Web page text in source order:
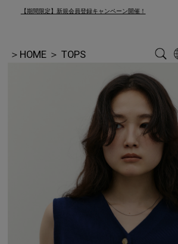
【期間限定】新規会員登録キャンペーン開催！
＞ HOME ＞ TOPS